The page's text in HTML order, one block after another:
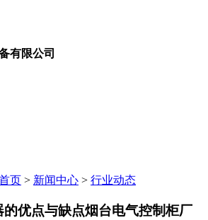
有限公司
页 > 新闻中心 > 行业动态
优点与缺点烟台电气控制柜厂